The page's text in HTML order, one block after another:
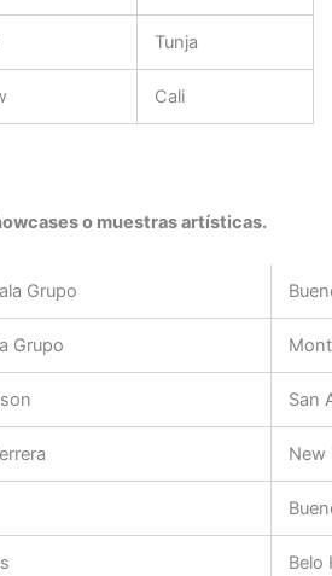
Tunja
Cali
o muestras artísticas.
Grupo
Grupo
San
New
Belo